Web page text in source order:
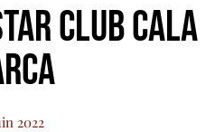
Club Cala
2022